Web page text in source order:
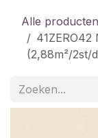
Alle producten
(2,88m²/2st/